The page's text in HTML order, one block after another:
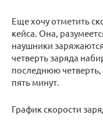
Еще хочу отметить
кейса. Она,
наушники
четверть заряда
последнюю
пять минут.
График скорости